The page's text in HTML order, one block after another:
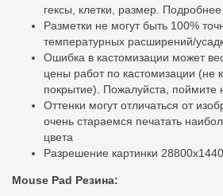
гексы, клетки, размер.
Разметки не могут быть 100%
температурных расширений/
Ошибка в кастомизации может
цены работ по кастомизации (не
покрытие). Пожалуйста, поймите
Оттенки могут отличаться от
очень стараемся печатать
цвета
Разрешение картинки
Mouse Pad Резина: